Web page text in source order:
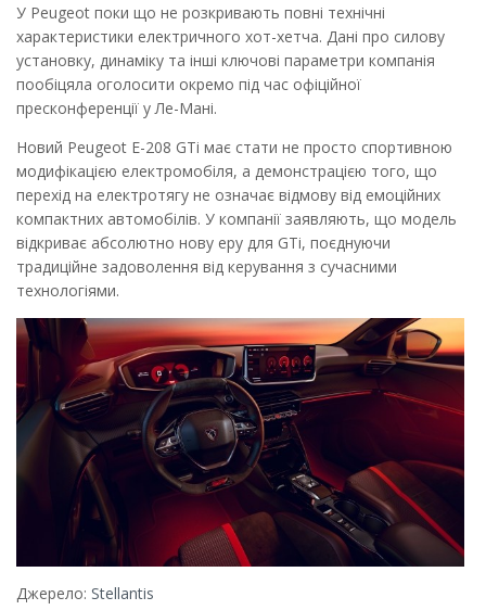
У Peugeot поки що не розкривають повні технічні
характеристики електричного хот-хетча. Дані про силову
установку, динаміку та інші ключові параметри компанія
пообіцяла оголосити окремо під час офіційної
пресконференції у Ле-Мані.
Новий Peugeot E-208 GTi має стати не просто спортивною
модифікацією електромобіля, а демонстрацією того, що
перехід на електротягу не означає відмову від емоційних
компактних автомобілів. У компанії заявляють, що модель
відкриває абсолютно нову еру для GTi, поєднуючи
традиційне задоволення від керування з сучасними
технологіями.
Джерело: Stellantis